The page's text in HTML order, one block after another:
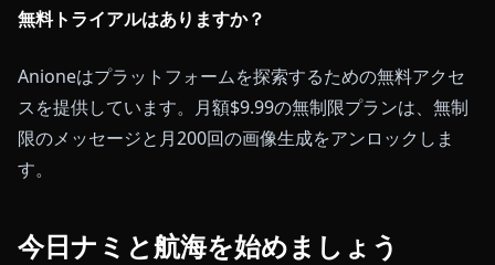
無料トライアルはありますか？
Anioneはプラットフォームを探索するための無料アクセ
スを提供しています。月額$9.99の無制限プランは、無制
限のメッセージと月200回の画像生成をアンロックしま
す。
今日ナミと航海を始めましょう